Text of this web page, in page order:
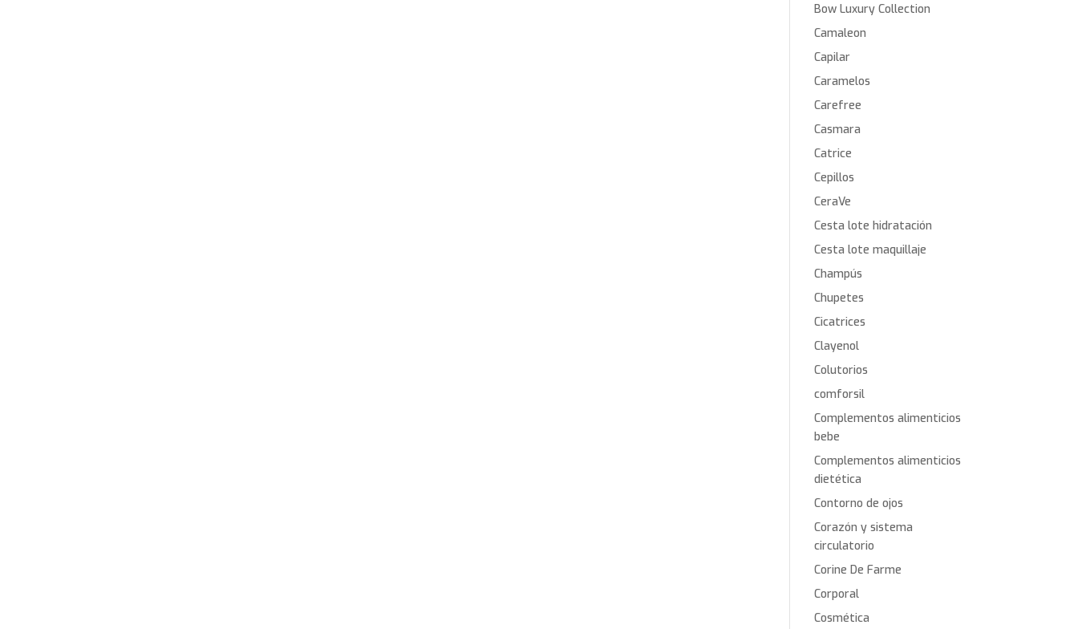
Bow Luxury Collection
Camaleon
Capilar
Caramelos
Carefree
Casmara
Catrice
Cepillos
CeraVe
Cesta lote hidratación
Cesta lote maquillaje
Champús
Chupetes
Cicatrices
Clayenol
Colutorios
comforsil
Complementos alimenticios
bebe
Complementos alimenticios
dietética
Contorno de ojos
Corazón y sistema
circulatorio
Corine De Farme
Corporal
Cosmética